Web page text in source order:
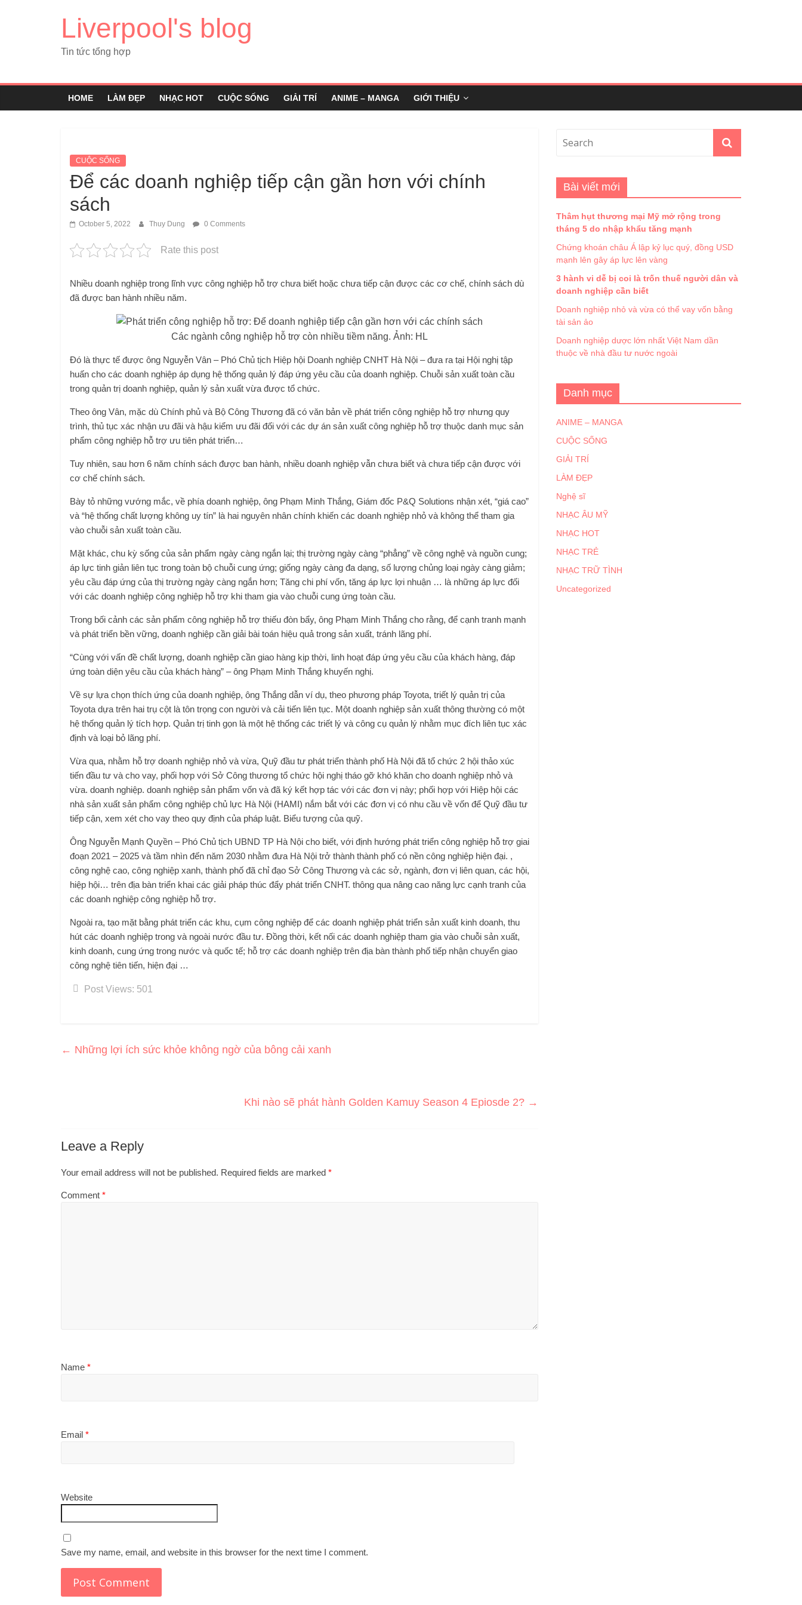
Liverpool's blog
Tin tức tổng hợp
HOME LÀM ĐẸP NHẠC HOT CUỘC SỐNG GIẢI TRÍ ANIME – MANGA GIỚI THIỆU
CUỘC SỐNG
Để các doanh nghiệp tiếp cận gần hơn với chính
sách
October 5, 2022 Thuy Dung 0 Comments
Rate this post
Nhiều doanh nghiệp trong lĩnh vực công nghiệp hỗ trợ chưa biết hoặc chưa tiếp cận được các cơ chế, chính sách dù
đã được ban hành nhiều năm.
Các ngành công nghiệp hỗ trợ còn nhiều tiềm năng. Ảnh: HL
Đó là thực tế được ông Nguyễn Vân – Phó Chủ tịch Hiệp hội Doanh nghiệp CNHT Hà Nội – đưa ra tại Hội nghị tập
huấn cho các doanh nghiệp áp dụng hệ thống quản lý đáp ứng yêu cầu của doanh nghiệp. Chuỗi sản xuất toàn cầu
trong quản trị doanh nghiệp, quản lý sản xuất vừa được tổ chức.
Theo ông Vân, mặc dù Chính phủ và Bộ Công Thương đã có văn bản về phát triển công nghiệp hỗ trợ nhưng quy
trình, thủ tục xác nhận ưu đãi và hậu kiểm ưu đãi đối với các dự án sản xuất công nghiệp hỗ trợ thuộc danh mục sản
phẩm công nghiệp hỗ trợ ưu tiên phát triển…
Tuy nhiên, sau hơn 6 năm chính sách được ban hành, nhiều doanh nghiệp vẫn chưa biết và chưa tiếp cận được với
cơ chế chính sách.
Bày tỏ những vướng mắc, về phía doanh nghiệp, ông Phạm Minh Thắng, Giám đốc P&Q Solutions nhận xét, “giá cao”
và “hệ thống chất lượng không uy tín” là hai nguyên nhân chính khiến các doanh nghiệp nhỏ và không thể tham gia
vào chuỗi sản xuất toàn cầu.
Mặt khác, chu kỳ sống của sản phẩm ngày càng ngắn lại; thị trường ngày càng “phẳng” về công nghệ và nguồn cung;
áp lực tinh giản liên tục trong toàn bộ chuỗi cung ứng; giống ngày càng đa dạng, số lượng chủng loại ngày càng giảm;
yêu cầu đáp ứng của thị trường ngày càng ngắn hơn; Tăng chi phí vốn, tăng áp lực lợi nhuận … là những áp lực đối
với các doanh nghiệp công nghiệp hỗ trợ khi tham gia vào chuỗi cung ứng toàn cầu.
Trong bối cảnh các sản phẩm công nghiệp hỗ trợ thiếu đòn bẩy, ông Phạm Minh Thắng cho rằng, để cạnh tranh mạnh
và phát triển bền vững, doanh nghiệp cần giải bài toán hiệu quả trong sản xuất, tránh lãng phí.
“Cùng với vấn đề chất lượng, doanh nghiệp cần giao hàng kịp thời, linh hoạt đáp ứng yêu cầu của khách hàng, đáp
ứng toàn diện yêu cầu của khách hàng” – ông Phạm Minh Thắng khuyến nghị.
Về sự lựa chọn thích ứng của doanh nghiệp, ông Thắng dẫn ví dụ, theo phương pháp Toyota, triết lý quản trị của
Toyota dựa trên hai trụ cột là tôn trọng con người và cải tiến liên tục. Một doanh nghiệp sản xuất thông thường có một
hệ thống quản lý tích hợp. Quản trị tinh gọn là một hệ thống các triết lý và công cụ quản lý nhằm mục đích liên tục xác
định và loại bỏ lãng phí.
Vừa qua, nhằm hỗ trợ doanh nghiệp nhỏ và vừa, Quỹ đầu tư phát triển thành phố Hà Nội đã tổ chức 2 hội thảo xúc
tiến đầu tư và cho vay, phối hợp với Sở Công thương tổ chức hội nghị tháo gỡ khó khăn cho doanh nghiệp nhỏ và
vừa. doanh nghiệp. doanh nghiệp sản phẩm vốn và đã ký kết hợp tác với các đơn vị này; phối hợp với Hiệp hội các
nhà sản xuất sản phẩm công nghiệp chủ lực Hà Nội (HAMI) nắm bắt với các đơn vị có nhu cầu về vốn để Quỹ đầu tư
tiếp cận, xem xét cho vay theo quy định của pháp luật. Biểu tượng của quỹ.
Ông Nguyễn Mạnh Quyền – Phó Chủ tịch UBND TP Hà Nội cho biết, với định hướng phát triển công nghiệp hỗ trợ giai
đoạn 2021 – 2025 và tầm nhìn đến năm 2030 nhằm đưa Hà Nội trở thành thành phố có nền công nghiệp hiện đại. ,
công nghệ cao, công nghiệp xanh, thành phố đã chỉ đạo Sở Công Thương và các sở, ngành, đơn vị liên quan, các hội,
hiệp hội… trên địa bàn triển khai các giải pháp thúc đẩy phát triển CNHT. thông qua nâng cao năng lực cạnh tranh của
các doanh nghiệp công nghiệp hỗ trợ.
Ngoài ra, tạo mặt bằng phát triển các khu, cụm công nghiệp để các doanh nghiệp phát triển sản xuất kinh doanh, thu
hút các doanh nghiệp trong và ngoài nước đầu tư. Đồng thời, kết nối các doanh nghiệp tham gia vào chuỗi sản xuất,
kinh doanh, cung ứng trong nước và quốc tế; hỗ trợ các doanh nghiệp trên địa bàn thành phố tiếp nhận chuyển giao
công nghệ tiên tiến, hiện đại …
Post Views: 501
← Những lợi ích sức khỏe không ngờ của bông cải xanh
Khi nào sẽ phát hành Golden Kamuy Season 4 Epiosde 2? →
Leave a Reply
Your email address will not be published. Required fields are marked *
Comment *
Name *
Email *
Website
Save my name, email, and website in this browser for the next time I comment.
Bài viết mới
Thâm hụt thương mại Mỹ mở rộng trong
tháng 5 do nhập khẩu tăng mạnh
Chứng khoán châu Á lập kỷ lục quý, đồng USD
mạnh lên gây áp lực lên vàng
3 hành vi dễ bị coi là trốn thuế người dân và
doanh nghiệp cần biết
Doanh nghiệp nhỏ và vừa có thể vay vốn bằng
tài sản ảo
Doanh nghiệp dược lớn nhất Việt Nam dần
thuộc về nhà đầu tư nước ngoài
Danh mục
ANIME – MANGA
CUỘC SỐNG
GIẢI TRÍ
LÀM ĐẸP
Nghệ sĩ
NHẠC ÂU MỸ
NHẠC HOT
NHẠC TRẺ
NHẠC TRỮ TÌNH
Uncategorized